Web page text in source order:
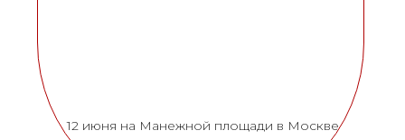
12 июня на Манежной площади в Москве